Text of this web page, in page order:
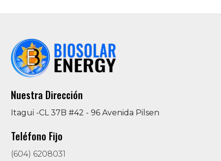
Nuestra Dirección
Itagui -CL 37B #42 - 96 Avenida Pilsen
Teléfono Fijo
(604) 6208031